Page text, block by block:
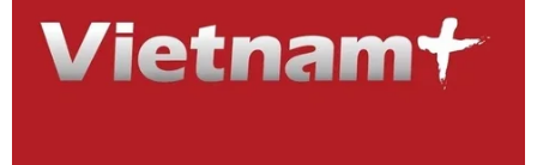
07/08/2026 11:51